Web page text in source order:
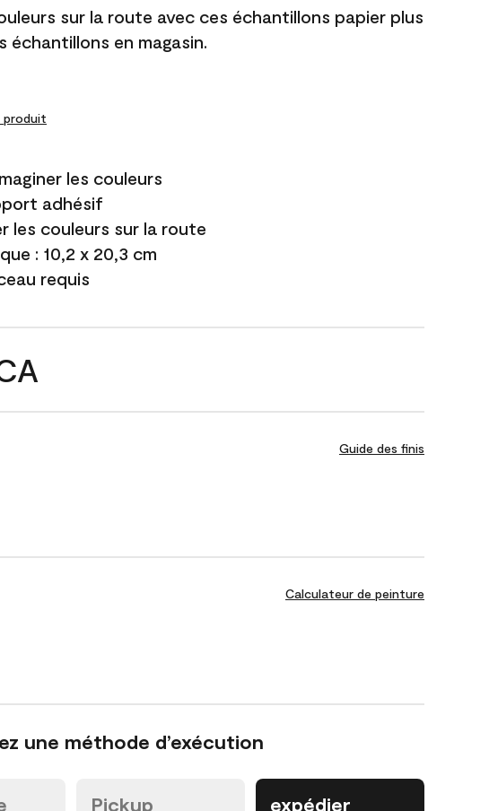
sur la route avec ces échantillons papier plus
échantillons en magasin.
produit
les couleurs
adhésif
les couleurs sur la route
: 10,2 x 20,3 cm
requis
Guide des finis
Calculateur de peinture
une méthode d’exécution
Pickup expédier